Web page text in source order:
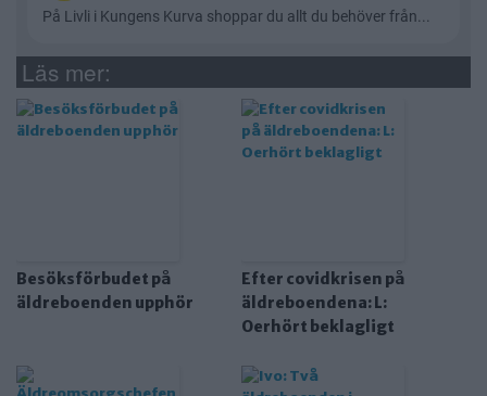
Läs mer:
Besöksförbudet på
äldreboenden upphör
Efter covidkrisen på
äldreboendena: L:
Oerhört beklagligt